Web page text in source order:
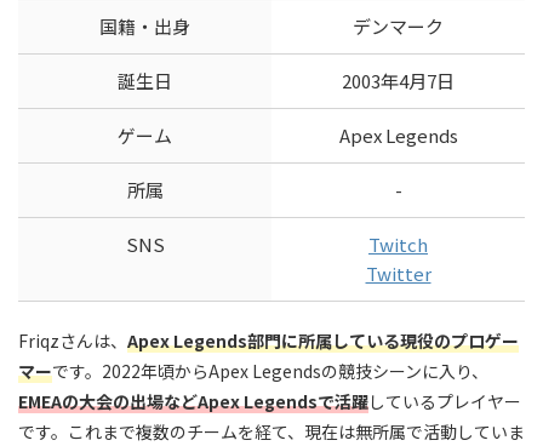
国籍・出身 デンマーク
誕生日 2003年4月7日
ゲーム Apex Legends
所属 -
SNS
Twitch
Twitter
Friqzさんは、 Apex Legends部門に所属している現役のプロゲー
マーです。2022年頃からApex Legendsの競技シーンに入り、
EMEAの大会の出場などApex Legendsで活躍しているプレイヤー
です。これまで複数のチームを経て、現在は無所属で活動していま